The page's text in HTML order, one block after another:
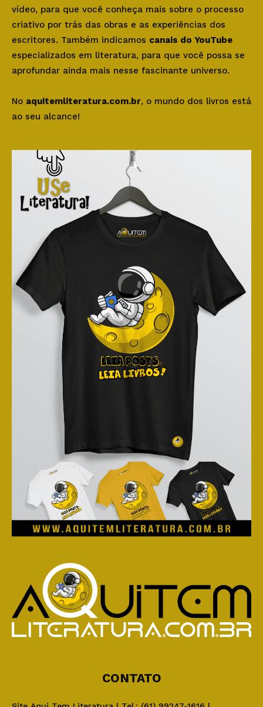
vídeo, para que você conheça mais sobre o processo
criativo por trás das obras e as experiências dos
escritores. Também indicamos canais do YouTube
especializados em literatura, para que você possa se
aprofundar ainda mais nesse fascinante universo.
No aquitemliteratura.com.br, o mundo dos livros está
ao seu alcance!
CONTATO